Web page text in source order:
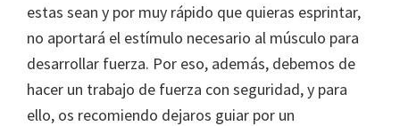
estas sean y por muy rápido que quieras esprintar,
no aportará el estímulo necesario al músculo para
desarrollar fuerza. Por eso, además, debemos de
hacer un trabajo de fuerza con seguridad, y para
ello, os recomiendo dejaros guiar por un